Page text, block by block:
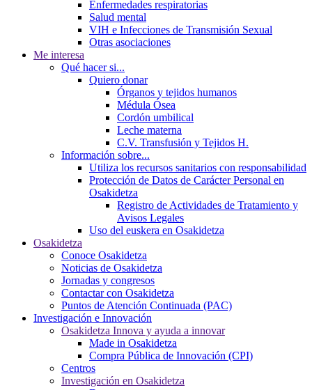
Enfermedades respiratorias
Salud mental
VIH e Infecciones de Transmisión Sexual
Otras asociaciones
Me interesa
Qué hacer si...
Quiero donar
Órganos y tejidos humanos
Médula Ósea
Cordón umbilical
Leche materna
C.V. Transfusión y Tejidos H.
Información sobre...
Utiliza los recursos sanitarios con responsabilidad
Protección de Datos de Carácter Personal en
Osakidetza
Registro de Actividades de Tratamiento y
Avisos Legales
Uso del euskera en Osakidetza
Osakidetza
Conoce Osakidetza
Noticias de Osakidetza
Jornadas y congresos
Contactar con Osakidetza
Puntos de Atención Continuada (PAC)
Investigación e Innovación
Osakidetza Innova y ayuda a innovar
Made in Osakidetza
Compra Pública de Innovación (CPI)
Centros
Investigación en Osakidetza